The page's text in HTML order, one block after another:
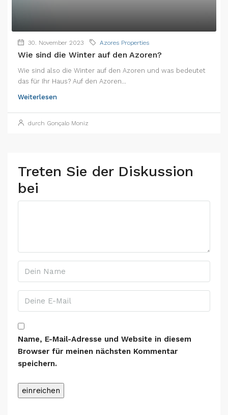
30. November 2023 Azores Properties
Wie sind die Winter auf den Azoren?
Wie sind also die Winter auf den Azoren und was bedeutet
das für Ihr Haus? Auf den Azoren...
Weiterlesen
durch Gonçalo Moniz
Treten Sie der Diskussion
bei
Name, E-Mail-Adresse und Website in diesem
Browser für meinen nächsten Kommentar
speichern.